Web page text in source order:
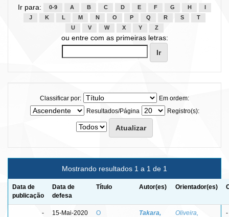
Ir para: 0-9 A B C D E F G H
J
K L M N O P Q R S
T
U
V W X Y Z
ou entre com as primeiras letras:
Classificar por:
Em ordem:
Resultados/Página
Registro(s):
Mostrando resultados 1 a 1 de 1
Data de
publicação
Data de
defesa
Título Autor(es) Orientador(es)
- 15-Mai-2020
O
Takara,
Oliveira,
-